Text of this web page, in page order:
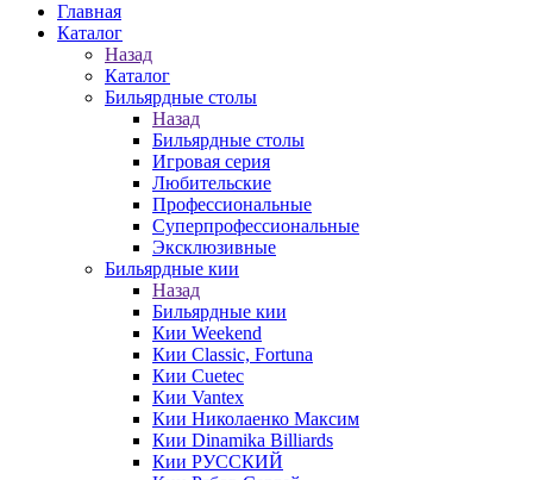
Главная
Каталог
Назад
Каталог
Бильярдные столы
Назад
Бильярдные столы
Игровая серия
Любительские
Профессиональные
Суперпрофессиональные
Эксклюзивные
Бильярдные кии
Назад
Бильярдные кии
Кии Weekend
Кии Classic, Fortuna
Кии Cuetec
Кии Vantex
Кии Николаенко Максим
Кии Dinamika Billiards
Кии РУССКИЙ